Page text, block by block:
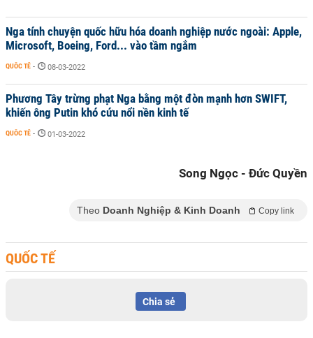
Nga tính chuyện quốc hữu hóa doanh nghiệp nước ngoài: Apple,
Microsoft, Boeing, Ford... vào tầm ngắm
QUỐC TẾ - 08-03-2022
Phương Tây trừng phạt Nga bằng một đòn mạnh hơn SWIFT,
khiến ông Putin khó cứu nổi nền kinh tế
QUỐC TẾ - 01-03-2022
Song Ngọc - Đức Quyền
Theo Doanh Nghiệp & Kinh Doanh Copy link
QUỐC TẾ
Chia sẻ